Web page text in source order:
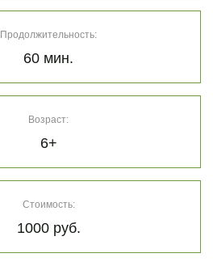
Продолжительность:
60 мин.
Возраст:
6+
Стоимость:
1000 руб.